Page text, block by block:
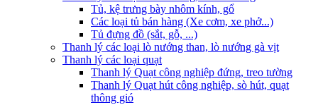
Tủ, kệ trưng bày nhôm kính, gổ
Các loại tủ bán hàng (Xe cơm, xe phở...)
Tủ đựng đồ (sắt, gỗ, ...)
Thanh lý các loại lò nướng than, lò nướng gà vịt
Thanh lý các loại quạt
Thanh lý Quạt công nghiệp đứng, treo tường
Thanh lý Quạt hút công nghiệp, sò hút, quạt
thông gió